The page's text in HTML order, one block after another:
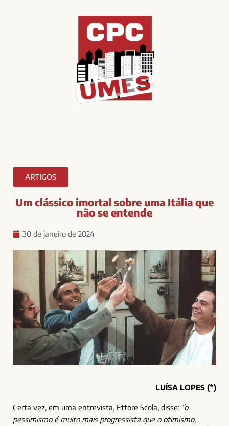
ARTIGOS
Um clássico imortal sobre uma Itália que
não se entende
30 de janeiro de 2024
LUÍSA LOPES (*)
Certa vez, em uma entrevista, Ettore Scola, disse: “o
pessimismo é muito mais progressista que o otimismo,